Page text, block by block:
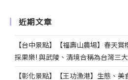
近期文章
【台中景點】【福壽山農場】春天
採果樂! 與武陵、清境合稱為台灣三
【彰化景點】【王功漁港】生態、